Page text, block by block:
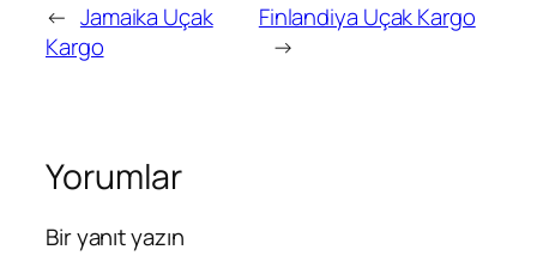
← Jamaika Uçak
Kargo
Finlandiya Uçak Kargo
→
Yorumlar
Bir yanıt yazın